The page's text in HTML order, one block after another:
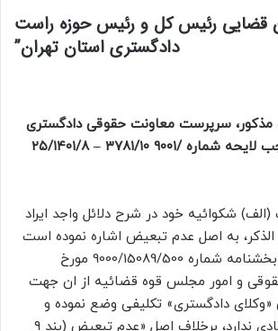
قضایی رئیس کل و رئیس حوزه راست
دادگستری استان تهران”
سرپرست معاونت حقوقی دادگستری
استان تهران به موجب لایحه شماره /۹۰۰۱ ۳۷۸۱/۱۰ – ۲۵/۱۴۰۱/۸
شکوائیه خود در شرح دلائل واجد ایراد
به اصل عدم تبعیض اشاره نموده است
و اظهار داشته که «بخشنامه شماره 9000/15089/500 مورخ
حقوقی و امور مجلس قوه قضائیه از ان جهت
دادگستری» تکلیفی وضع نموده و
تسری به مراجعین عادی ندارد، برخلاف اصل «عدم تبعیض (بند ۹